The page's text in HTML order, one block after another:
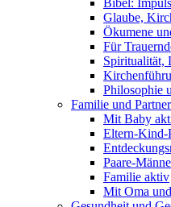
Bibel:
Glaube,
Ökumene
Für
Spiritualität,
Philosophie
Familie und
Mit Baby
Eltern-
Paare-
Familie aktiv
Mit Oma